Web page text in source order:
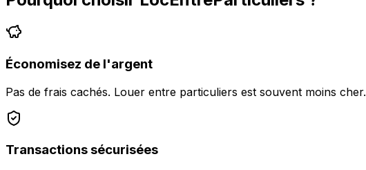
Économisez de l'argent
Pas de frais cachés. Louer entre particuliers est souvent moins cher.
Transactions sécurisées